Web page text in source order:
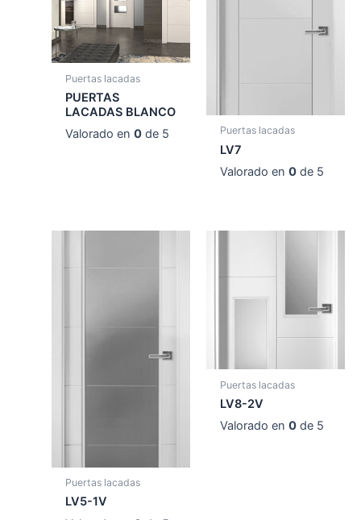
Puertas lacadas
PUERTAS
LACADAS BLANCO
Valorado en0 de 5 Puertas lacadas
LV7
Valorado en0 de 5
Puertas lacadas
LV5-1V
Puertas lacadas
LV8-2V
Valorado en0 de 5